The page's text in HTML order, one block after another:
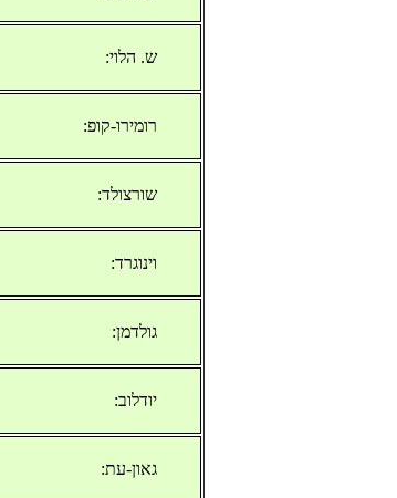
ש. הלוי:
רומירו-קופ:
שורצולד:
וינוגרד:
גולדמן:
יודלוב:
גאון-עת: